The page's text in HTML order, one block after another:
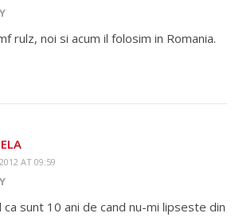
rulz, noi si acum il folosim in Romania.
AT 09:59
ca sunt 10 ani de cand nu-mi lipseste din